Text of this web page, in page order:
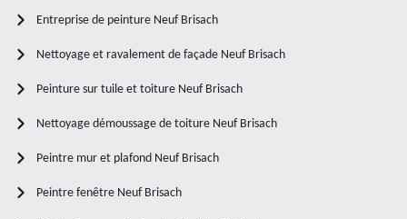
Entreprise de peinture Neuf Brisach
Nettoyage et ravalement de façade Neuf Brisach
Peinture sur tuile et toiture Neuf Brisach
Nettoyage démoussage de toiture Neuf Brisach
Peintre mur et plafond Neuf Brisach
Peintre fenêtre Neuf Brisach